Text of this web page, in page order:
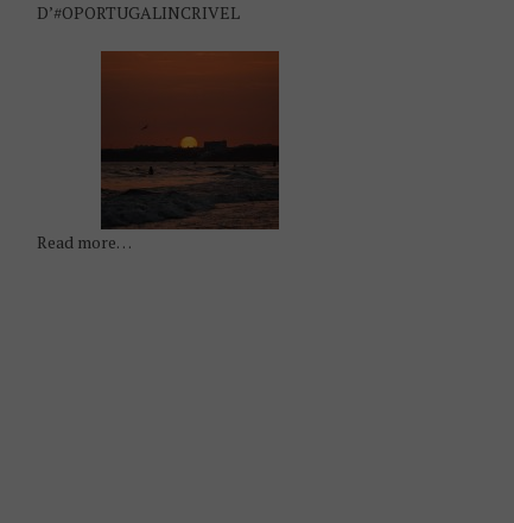
D’#OPORTUGALINCRIVEL
Read more…